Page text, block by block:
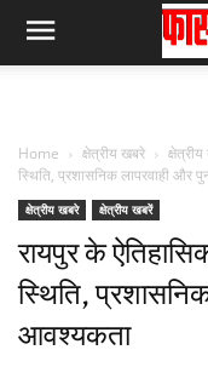
Home क्षेत्रीय खबरे
स्थिति, प्रशासनिक लापरवाही और
क्षेत्रीय खबरे क्षेत्रीय खबरें
रायपुर के
स्थिति,
आवश्यकता